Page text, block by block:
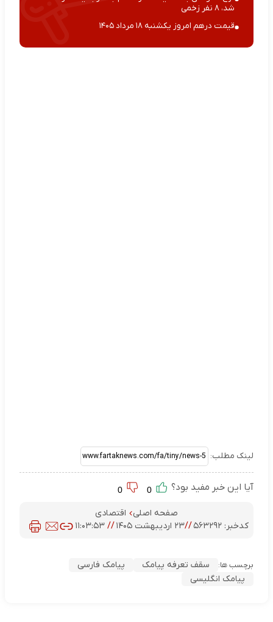
شد، ۸ نفر زخمی
قیمت درهم امروز یکشنبه ۱۸ مرداد ۱۴۰۵
لینک مطلب:
آیا این خبر مفید بود؟
صفحه اصلی
اقتصادی
کدخبر:۵۶۳۲۹۲ //۲۳ اردیبهشت ۱۴۰۵ //۱۱:۰۳:۵۳
برچسب ها: سقف تعرفه پیامک
پیامک فارسی
پیامک انگلیسی